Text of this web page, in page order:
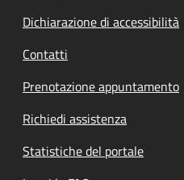
Dichiarazione di accessibilità
Contatti
Prenotazione appuntamento
Richiedi assistenza
Statistiche del portale